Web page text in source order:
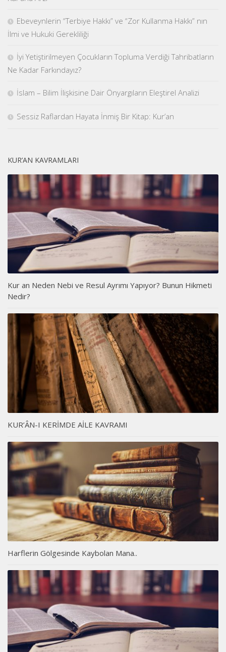
Ebeveynlerin “Terbiye Hakkı” ve “Zor Kullanma Hakkı” nın
İlmi ve Hukuki Gerekliliği
İyi Yetiştirilmeyen Çocukların Topluma Verdiği Tahribatların
Ne Kadar Farkındayız?
İslam – Bilim İlişkisine Dair Önyargıların Eleştirel Analizi
Sessiz Raflardan Hayata İnmiş Bir Kitap: Kur’an
KUR’AN KAVRAMLARI
Kur an Neden Nebi ve Resul Ayrımı Yapıyor? Bunun Hikmeti
Nedir?
KUR’ÂN-I KERİMDE AİLE KAVRAMI
Harflerin Gölgesinde Kaybolan Mana..